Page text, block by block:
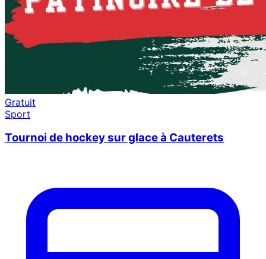
Gratuit
Sport
Tournoi de hockey sur glace à Cauterets